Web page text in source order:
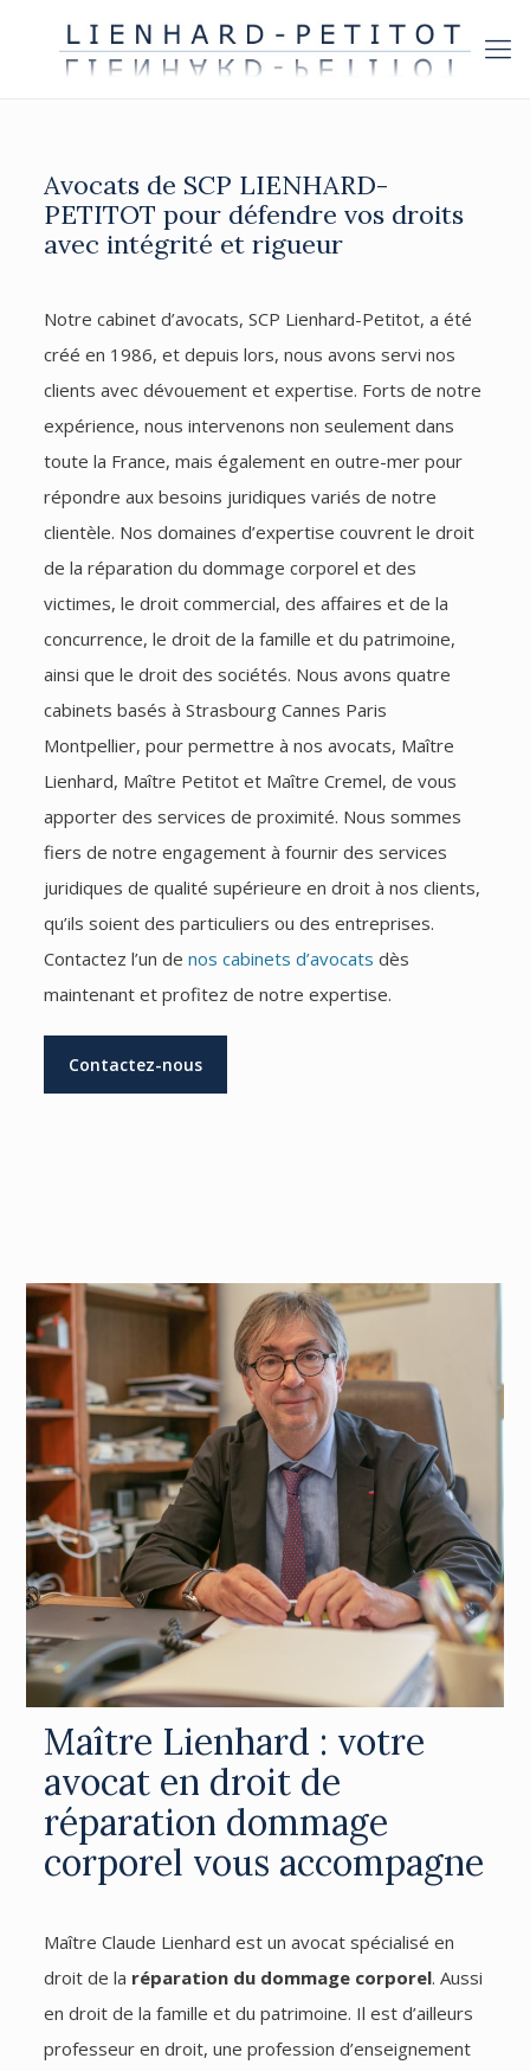
Avocats de SCP LIENHARD-
PETITOT pour défendre vos droits
avec intégrité et rigueur
Notre cabinet d’avocats, SCP Lienhard-Petitot, a été
créé en 1986, et depuis lors, nous avons servi nos
clients avec dévouement et expertise. Forts de notre
expérience, nous intervenons non seulement dans
toute la France, mais également en outre-mer pour
répondre aux besoins juridiques variés de notre
clientèle. Nos domaines d’expertise couvrent le droit
de la réparation du dommage corporel et des
victimes, le droit commercial, des affaires et de la
concurrence, le droit de la famille et du patrimoine,
ainsi que le droit des sociétés. Nous avons quatre
cabinets basés à Strasbourg Cannes Paris
Montpellier, pour permettre à nos avocats, Maître
Lienhard, Maître Petitot et Maître Cremel, de vous
apporter des services de proximité. Nous sommes
fiers de notre engagement à fournir des services
juridiques de qualité supérieure en droit à nos clients,
qu’ils soient des particuliers ou des entreprises.
Contactez l’un de nos cabinets d’avocats dès
maintenant et profitez de notre expertise.
Contactez-nous
Maître Lienhard : votre
avocat en droit de
réparation dommage
corporel vous accompagne
Maître Claude Lienhard est un avocat spécialisé en
droit de la réparation du dommage corporel. Aussi
en droit de la famille et du patrimoine. Il est d’ailleurs
professeur en droit, une profession d’enseignement